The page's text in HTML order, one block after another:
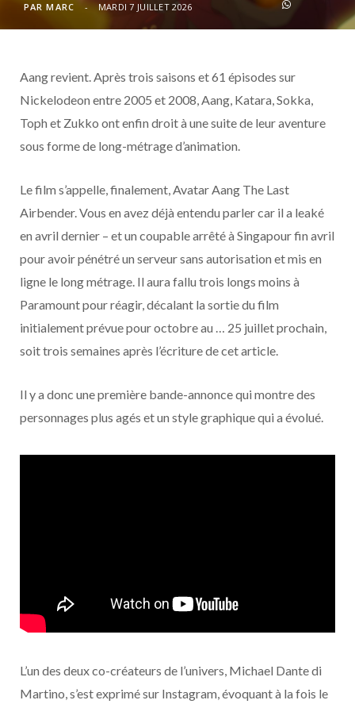
o t
r
)
m
l
u
PAR MARC MARDI 7 JUILLET 2026
Aang revient. Après trois saisons et 61 épisodes sur
Nickelodeon entre 2005 et 2008, Aang, Katara, Sokka,
Toph et Zukko ont enfin droit à une suite de leur aventure
sous forme de long-métrage d’animation.
Le film s’appelle, finalement, Avatar Aang The Last
Airbender. Vous en avez déjà entendu parler car il a leaké
en avril dernier – et un coupable arrêté à Singapour fin avril
pour avoir pénétré un serveur sans autorisation et mis en
ligne le long métrage. Il aura fallu trois longs moins à
Paramount pour réagir, décalant la sortie du film
initialement prévue pour octobre au … 25 juillet prochain,
soit trois semaines après l’écriture de cet article.
Il y a donc une première bande-annonce qui montre des
personnages plus agés et un style graphique qui a évolué.
L’un des deux co-créateurs de l’univers, Michael Dante di
Martino, s’est exprimé sur Instagram, évoquant à la fois le